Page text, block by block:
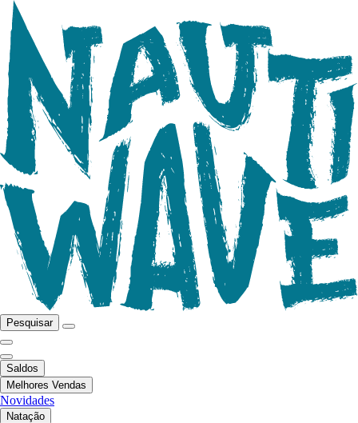
Pesquisar
Saldos
Melhores Vendas
Novidades
Natação